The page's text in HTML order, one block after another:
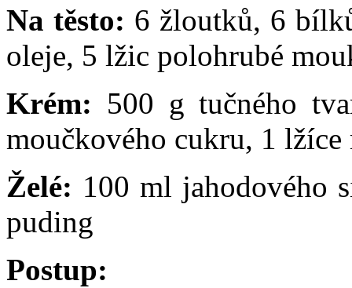
Na těsto: 6 žloutků, 6
oleje, 5 lžic polohrubé
Krém: 500 g tučného
moučkového cukru, 1 lžíce
Želé: 100 ml jahodového
puding
Postup: